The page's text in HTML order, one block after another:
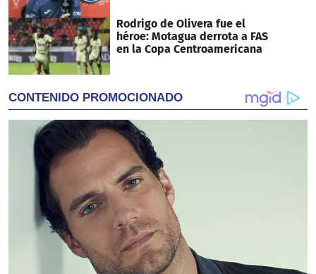
Rodrigo de Olivera fue el
héroe: Motagua derrota a FAS
en la Copa Centroamericana